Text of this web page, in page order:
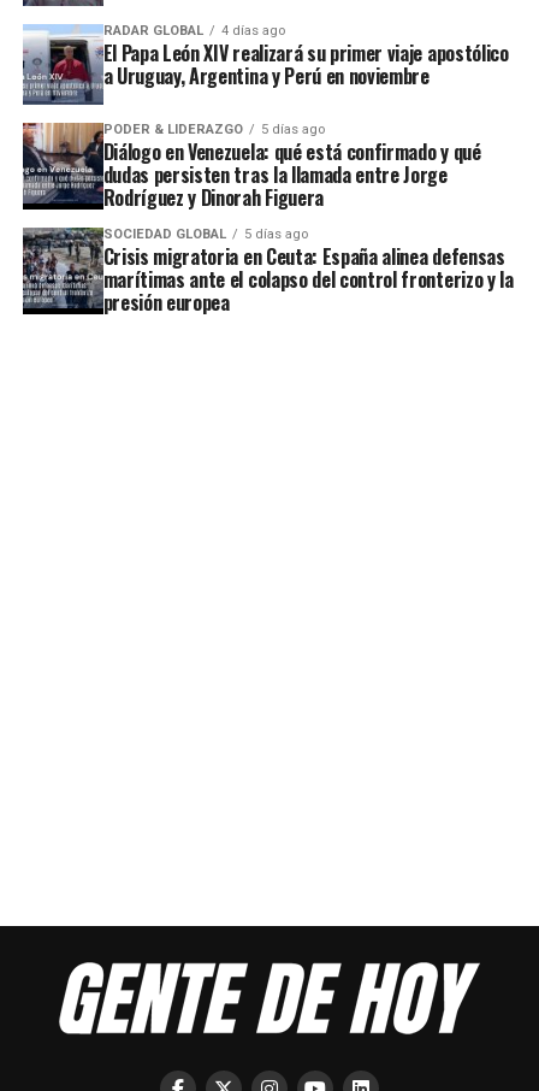
RADAR GLOBAL 4 días ago
El Papa León XIV realizará su primer viaje apostólico
a Uruguay, Argentina y Perú en noviembre
PODER & LIDERAZGO 5 días ago
Diálogo en Venezuela: qué está confirmado y qué
dudas persisten tras la llamada entre Jorge
Rodríguez y Dinorah Figuera
SOCIEDAD GLOBAL 5 días ago
Crisis migratoria en Ceuta: España alinea defensas
marítimas ante el colapso del control fronterizo y la
presión europea